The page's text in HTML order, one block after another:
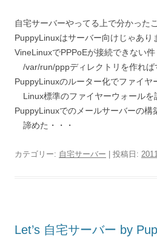
自宅サーバーやってる上で分かった
PuppyLinuxはサーバー向けじゃあり
VineLinuxでPPPoEが接続できない件
/var/run/pppディレクトリを作れば
PuppyLinuxのルーター化でファイヤ
Linux標準のファイヤーウォールを
PuppyLinuxでのメールサーバーの構
諦めた・・・
カテゴリー: 自宅サーバー | 投稿日:
Let’s 自宅サーバー by